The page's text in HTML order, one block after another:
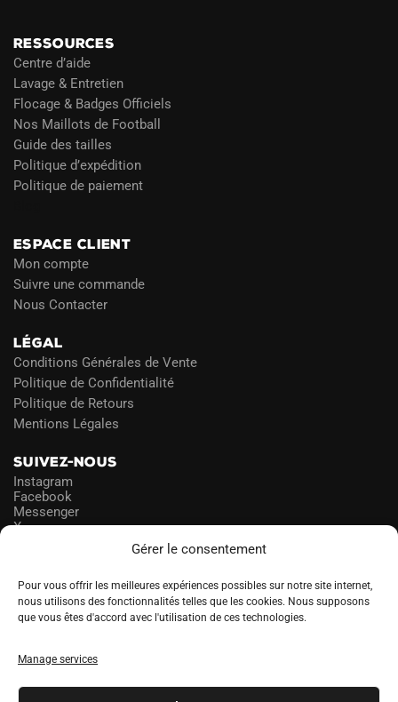
Gérer le consentement
Pour vous offrir les meilleures expériences possibles sur notre site internet,
nous utilisons des fonctionnalités telles que les cookies. Nous supposons
que vous êtes d'accord avec l'utilisation de ces technologies.
Manage services
RESSOURCES
Centre d’aide
Lavage & Entretien
Flocage & Badges Officiels
Nos Maillots de Football
Guide des tailles
Politique d’expédition
Politique de paiement
ESPACE CLIENT
Mon compte
Suivre une commande
Nous Contacter
LÉGAL
Conditions Générales de Vente
Politique de Confidentialité
Politique de Retours
Mentions Légales
SUIVEZ-NOUS
Instagram
Facebook
Messenger
X
LANGUE